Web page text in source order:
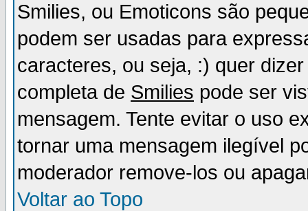
Smilies, ou Emoticons são
podem ser usadas para
caracteres, ou seja, :) quer
completa de Smilies pode ser
mensagem. Tente evitar o uso
tornar uma mensagem ilegível
moderador remove-los ou
Voltar ao Topo